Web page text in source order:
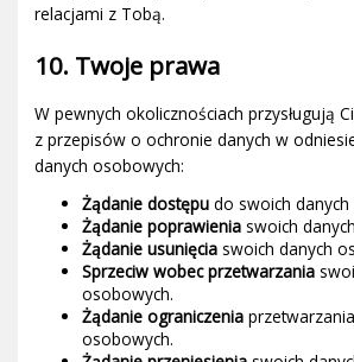
relacjami z Tobą.
10. Twoje prawa
W pewnych okolicznościach przysługują
z przepisów o ochronie danych w
danych osobowych:
Żądanie dostępu do swoich
Żądanie poprawienia swoich
Żądanie usunięcia swoich danych
Sprzeciw wobec przetwarzania
osobowych.
Żądanie ograniczenia
osobowych.